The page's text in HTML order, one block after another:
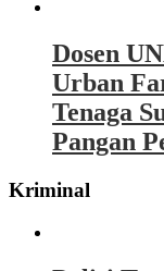
Dosen
Urban
Tenaga
Pangan
Kriminal